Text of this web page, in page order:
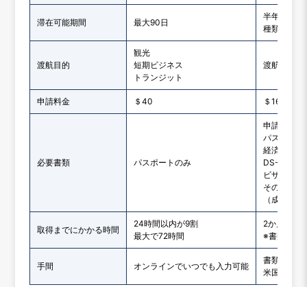
滞在可能期間 最大90日
半年から10
種類によっ
渡航目的
観光
短期ビジネス
トランジット
渡航目的に
申請料金 ＄40 ＄160～＄
必要書類 パスポートのみ
申請書
パスポート
経済証明書
DS-160オ
ビザ申請
その他の書
（成績証
取得までにかかる時間
24時間以内が9割
最大で72時間
2か月以上
※書類提出
手間 オンラインでいつでも入力可能
書類提出後
米国大使館